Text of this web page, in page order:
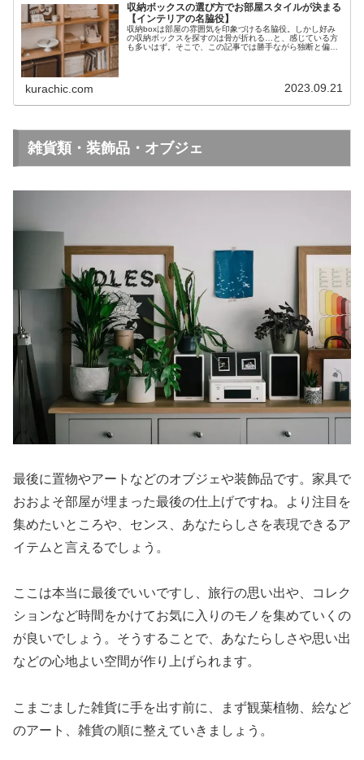
収納ボックスの選び方でお部屋スタイルが決まる
【インテリアの名脇役】
収納boxは部屋の雰囲気を印象づける名脇役。しかし好み
の収納ボックスを探すのは骨が折れる…と、感じている方
も多いはず。そこで、この記事では勝手ながら独断と偏見
kurachic.com 2023.09.21
雑貨類・装飾品・オブジェ
最後に置物やアートなどのオブジェや装飾品です。家具で
おおよそ部屋が埋まった最後の仕上げですね。より注目を
集めたいところや、センス、あなたらしさを表現できるア
イテムと言えるでしょう。
ここは本当に最後でいいですし、旅行の思い出や、コレク
ションなど時間をかけてお気に入りのモノを集めていくの
が良いでしょう。そうすることで、あなたらしさや思い出
などの心地よい空間が作り上げられます。
こまごました雑貨に手を出す前に、まず観葉植物、絵など
のアート、雑貨の順に整えていきましょう。